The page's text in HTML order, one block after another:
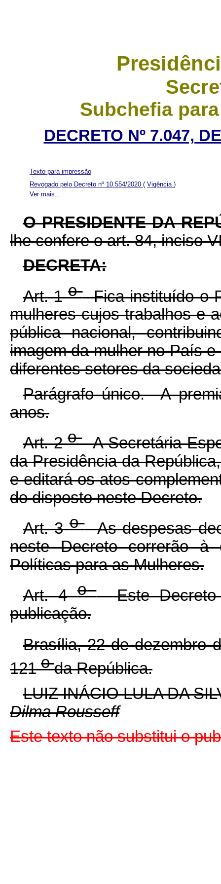
Subchefia
DECRETO Nº 7.047,
Ver mais...
Texto para impressão
Revogado pelo Decreto nº 10.554/2020 ( Vigência )
O PRESIDENTE DA
lhe confere o art. 84, inciso
DECRETA:
Art. 1oFica instituído o
mulheres cujos trabalhos e
pública nacional,
imagem da mulher no País
diferentes setores da
Parágrafo único. A
anos.
Art. 2oA Secretária
da Presidência da
e editará os atos
do disposto neste Decreto.
Art. 3oAs despesas
neste Decreto correrão à
Políticas para as Mulheres.
Art. 4oEste Decreto
publicação.
Brasília, 22 de dezembro
121oda República.
LUIZ INÁCIO LULA DA
Dilma Rousseff
Este texto não substitui o